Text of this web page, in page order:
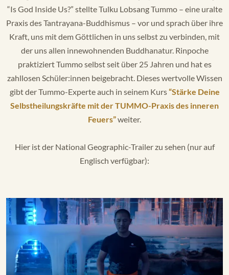
“Is God Inside Us?” stellte Tulku Lobsang Tummo – eine uralte
Praxis des Tantrayana-Buddhismus – vor und sprach über ihre
Kraft, uns mit dem Göttlichen in uns selbst zu verbinden, mit
der uns allen innewohnenden Buddhanatur. Rinpoche
praktiziert Tummo selbst seit über 25 Jahren und hat es
zahllosen Schüler:innen beigebracht. Dieses wertvolle Wissen
gibt der Tummo-Experte auch in seinem Kurs“Stärke Deine
Selbstheilungskräfte mit der TUMMO-Praxis des inneren
Feuers”weiter.
Hier ist der National Geographic-Trailer zu sehen (nur auf
Englisch verfügbar):